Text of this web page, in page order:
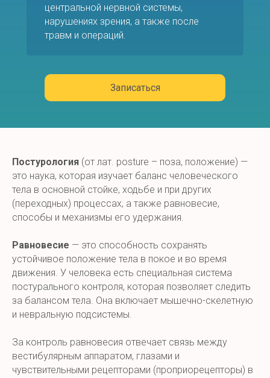
центральной нервной системы,
нарушениях зрения, а также после
травм и операций.
Записаться
Постурология (от лат. posture – поза, положение) —
это наука, которая изучает баланс человеческого
тела в основной стойке, ходьбе и при других
(переходных) процессах, а также равновесие,
способы и механизмы его удержания.
Равновесие — это способность сохранять
устойчивое положение тела в покое и во время
движения. У человека есть специальная система
постурального контроля, которая позволяет следить
за балансом тела. Она включает мышечно-скелетную
и невральную подсистемы.
За контроль равновесия отвечает связь между
вестибулярным аппаратом, глазами и
чувствительными рецепторами (проприорецепторы) в